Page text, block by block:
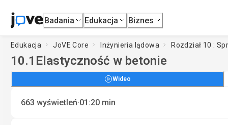
Badania Edukacja Biznes
Edukacja JoVE Core Inżynieria lądowa Rozdział 10 :
10.1 Elastyczność w betonie
Wideo
663 wyświetleń·01:20 min